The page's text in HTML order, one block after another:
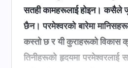
सतही कामहरूलाई होइन। कसैले
छैन। परमेश्‍वरको बारेमा
कस्तो छ र यी कुराहरूको विकास
तिनीहरूको हृदयमा परमेश्‍वरलाई